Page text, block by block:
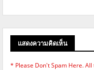
แสดงความคิดเห็น
* Please Don't Spam Here.